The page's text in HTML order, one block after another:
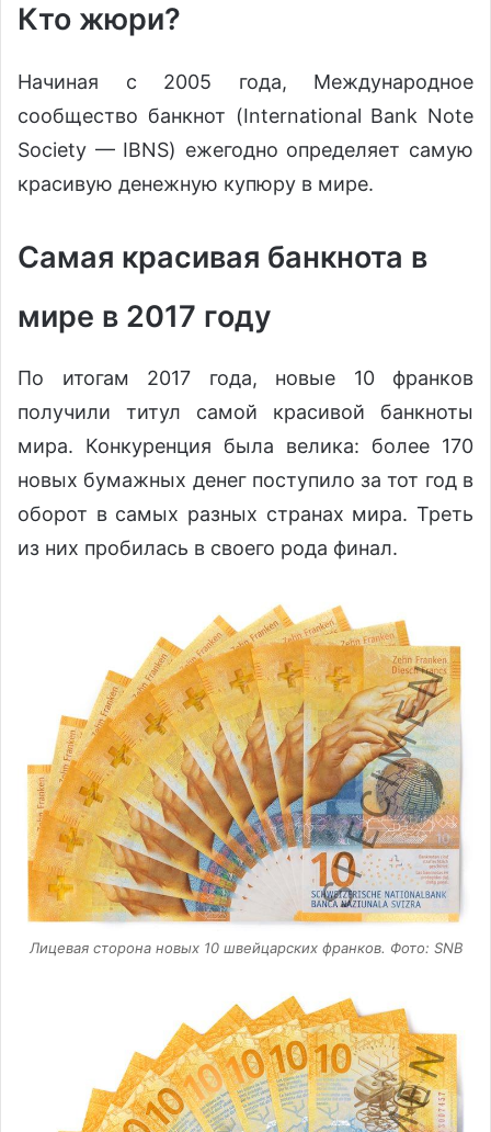
Кто жюри?
Начиная с 2005 года, Международное
сообщество банкнот (International Bank Note
Society — IBNS) ежегодно определяет самую
красивую денежную купюру в мире.
Самая красивая банкнота в
мире в 2017 году
По итогам 2017 года, новые 10 франков
получили титул самой красивой банкноты
мира. Конкуренция была велика: более 170
новых бумажных денег поступило за тот год в
оборот в самых разных странах мира. Треть
из них пробилась в своего рода финал.
Лицевая сторона новых 10 швейцарских франков. Фото: SNB